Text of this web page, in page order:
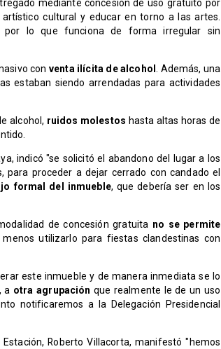
mediante concesión de uso gratuito por
cultural y educar en torno a las artes.
por lo que funciona de forma irregular sin
con venta ilícita de alcohol . Además, una
estaban siendo arrendadas para actividades
alcohol, ruidos molestos hasta altas horas de
indicó "se solicitó el abandono del lugar a los
proceder a dejar cerrado con candado el
formal del inmueble, que debería ser en los
de concesión gratuita no se permite
utilizarlo para fiestas clandestinas con
este inmueble y de manera inmediata se lo
a otra agrupación que realmente le de un uso
notificaremos a la Delegación Presidencial
Roberto Villacorta, manifestó "hemos